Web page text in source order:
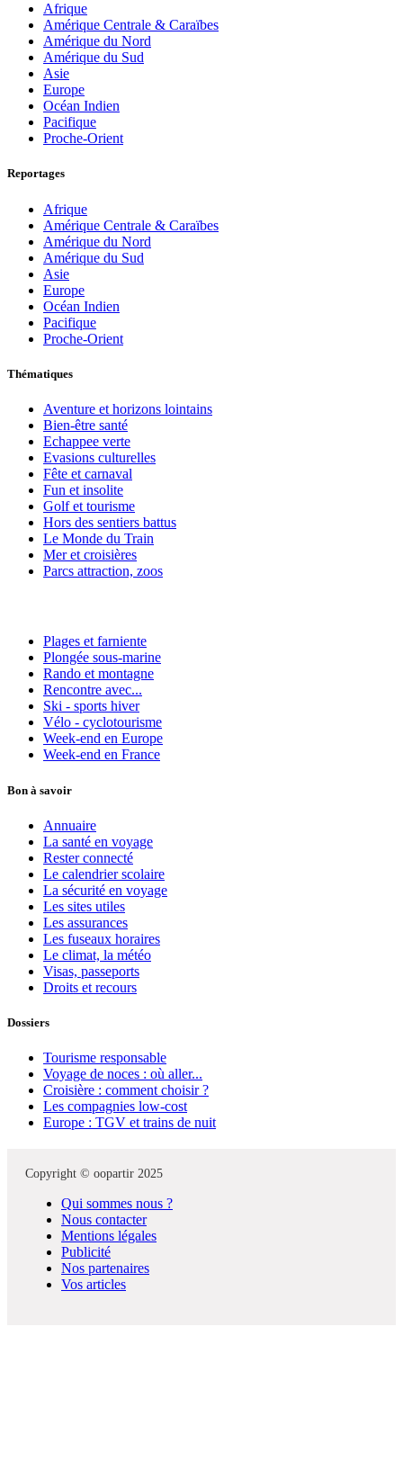
Afrique
Amérique Centrale & Caraïbes
Amérique du Nord
Amérique du Sud
Asie
Europe
Océan Indien
Pacifique
Proche-Orient
Reportages
Afrique
Amérique Centrale & Caraïbes
Amérique du Nord
Amérique du Sud
Asie
Europe
Océan Indien
Pacifique
Proche-Orient
Thématiques
Aventure et horizons lointains
Bien-être santé
Echappee verte
Evasions culturelles
Fête et carnaval
Fun et insolite
Golf et tourisme
Hors des sentiers battus
Le Monde du Train
Mer et croisières
Parcs attraction, zoos
Plages et farniente
Plongée sous-marine
Rando et montagne
Rencontre avec...
Ski - sports hiver
Vélo - cyclotourisme
Week-end en Europe
Week-end en France
Bon à savoir
Annuaire
La santé en voyage
Rester connecté
Le calendrier scolaire
La sécurité en voyage
Les sites utiles
Les assurances
Les fuseaux horaires
Le climat, la météo
Visas, passeports
Droits et recours
Dossiers
Tourisme responsable
Voyage de noces : où aller...
Croisière : comment choisir ?
Les compagnies low-cost
Europe : TGV et trains de nuit
Copyright © oopartir 2025
Qui sommes nous ?
Nous contacter
Mentions légales
Publicité
Nos partenaires
Vos articles